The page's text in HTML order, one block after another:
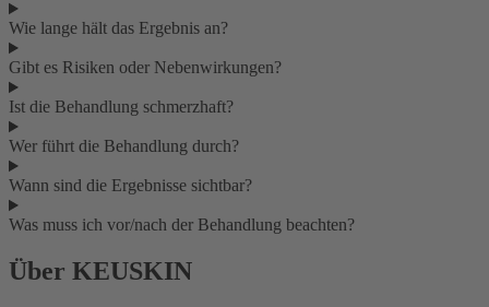
Wie lange hält das Ergebnis an?
Gibt es Risiken oder Nebenwirkungen?
Ist die Behandlung schmerzhaft?
Wer führt die Behandlung durch?
Wann sind die Ergebnisse sichtbar?
Was muss ich vor/nach der Behandlung beachten?
Über KEUSKIN